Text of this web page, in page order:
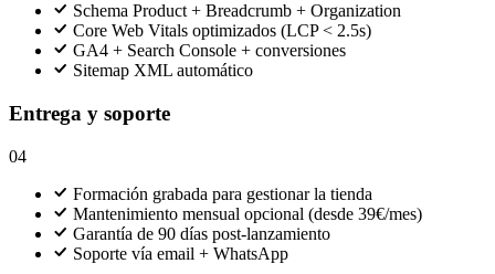
Schema Product + Breadcrumb + Organization
Core Web Vitals optimizados (LCP < 2.5s)
GA4 + Search Console + conversiones
Sitemap XML automático
Entrega y soporte
04
Formación grabada para gestionar la tienda
Mantenimiento mensual opcional (desde 39€/mes)
Garantía de 90 días post-lanzamiento
Soporte vía email + WhatsApp